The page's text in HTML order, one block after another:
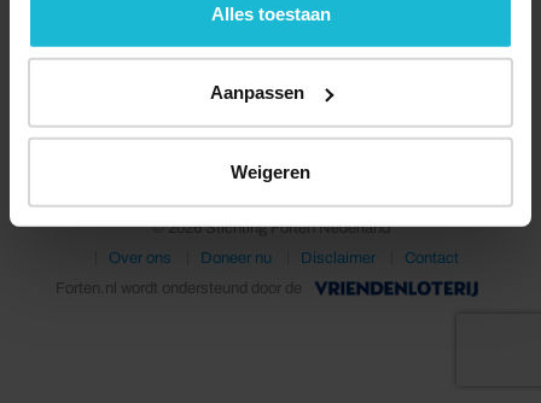
de knoppen accepteren, beheren of weigeren.
Alles toestaan
Aanpassen
Weigeren
© 2026 Stichting Forten Nederland
Over ons
Doneer nu Disclaimer
Contact
Forten.nl wordt ondersteund door de